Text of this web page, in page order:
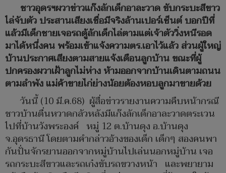
ชาวอุดรฯผวาข่าวแก๊งลักเด็กอาละวาด ขับกระบะสีขาว
ไล่จับตัว ประสานเสียงเชื่อมีจริงล้านเปอร์เซ็นต์ บอกปีที่
แล้วมีเด็กชายเจอรถตู้ลักเด็กไล่ตามแต่เจ้าตัววิ่งหนีรอด
มาได้หนึ่งคน พร้อมเข้าแจ้งความตร.เอาไว้แล้ว ส่วนผู้ใหญ่
บ้านประกาศเสียงตามสายแจ้งเตือนลูกบ้าน ขณะที่ผู้
ปกครองผวาเฝ้าลูกไม่ห่าง ห้ามออกจากบ้านเดินตามถนน
ตามลำพัง แม่ค้าขายไก่ย่างน้อยต้องหอบลูกมาขายด้วย
วันนี้ (10 มี.ค.68) ผู้สื่อข่าวรายงานความคืบหน้ากรณี
ชาวบ้านตื่นหวาดกลัวหลังมีแก๊งลักเด็กอาละวาดตระเวน
ไปที่บ้านวังพระองค์ หมู่ 12 ต.บ้านดุง อ.บ้านดุง
จ.อุดรธานี โดยตามคำกล่าวอ้างของเด็ก เด็กๆ สองคนพา
กันปั่นจักรยานออกจากหมู่บ้านไปเล่นนอกหมู่บ้าน เจอ
รถกระบะสีขาวและรถเก๋งขับรถขวางหน้า และพยายาม